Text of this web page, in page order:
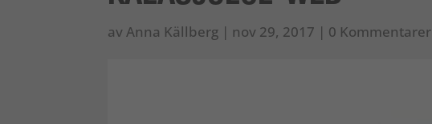
av Anna Källberg | nov 29, 2017 | 0 Kommentarer